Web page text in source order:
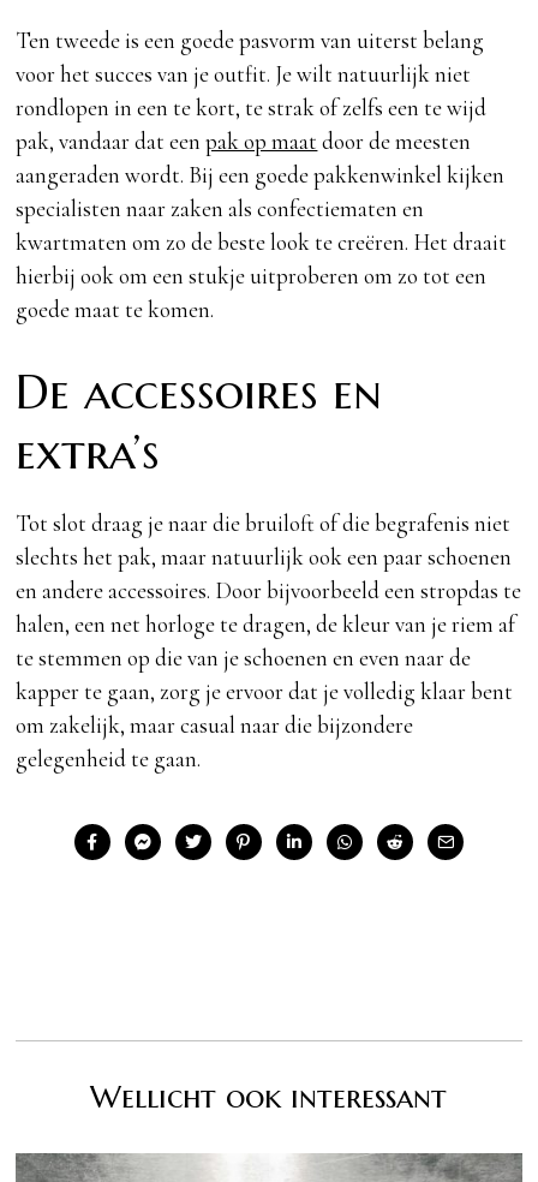
Ten tweede is een goede pasvorm van uiterst belang
voor het succes van je outfit. Je wilt natuurlijk niet
rondlopen in een te kort, te strak of zelfs een te wijd
pak, vandaar dat eenpak op maat door de meesten
aangeraden wordt. Bij een goede pakkenwinkel kijken
specialisten naar zaken als confectiematen en
kwartmaten om zo de beste look te creëren. Het draait
hierbij ook om een stukje uitproberen om zo tot een
goede maat te komen.
De accessoires en
extra’s
Tot slot draag je naar die bruiloft of die begrafenis niet
slechts het pak, maar natuurlijk ook een paar schoenen
en andere accessoires. Door bijvoorbeeld een stropdas te
halen, een net horloge te dragen, de kleur van je riem af
te stemmen op die van je schoenen en even naar de
kapper te gaan, zorg je ervoor dat je volledig klaar bent
om zakelijk, maar casual naar die bijzondere
gelegenheid te gaan.
Wellicht ook interessant